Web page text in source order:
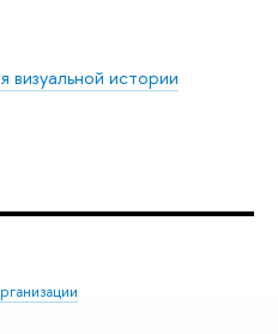
визуальной истории